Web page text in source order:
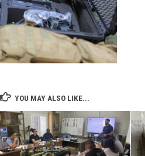
YOU MAY ALSO LIKE...